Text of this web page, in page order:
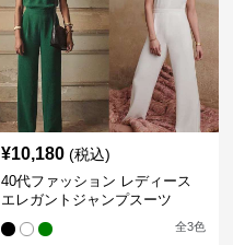
¥10,180 (税込)
40代ファッション レディース
エレガントジャンプスーツ
全3色